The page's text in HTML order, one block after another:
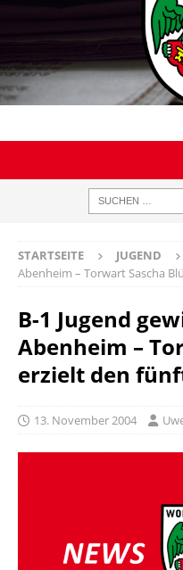
STARTSEITE JUGEND
Abenheim – Torwart Sascha
B-1 Jugend
Abenheim –
erzielt den
13. November 2004